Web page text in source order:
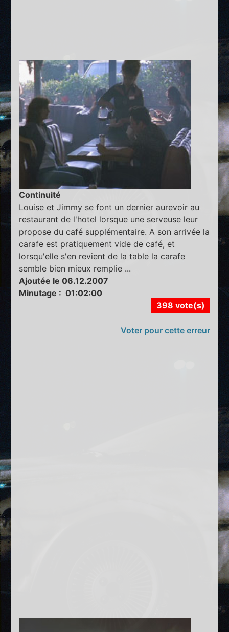
Continuité
Louise et Jimmy se font un dernier aurevoir au
restaurant de l'hotel lorsque une serveuse leur
propose du café supplémentaire. A son arrivée la
carafe est pratiquement vide de café, et
lorsqu'elle s'en revient de la table la carafe
semble bien mieux remplie ...
Ajoutée le 06.12.2007
Minutage : 01:02:00
398 vote(s)
Voter pour cette erreur